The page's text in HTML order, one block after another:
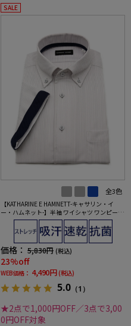
SALE
全3色
【KATHARINE E HAMNETT-キャサリン・イ
ー・ハムネット-】半袖 ワイシャツ ワンピース
カラー ボタンダウン 360°ストレッチ 吸水速乾
チェック 通年
価格： 5,830円 (税込)
23%off
WEB価格： 4,490円 (税込)
5.0 （1）
★2点で1,000円OFF／3点で3,00
0円OFF対象